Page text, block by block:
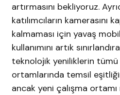
artırmasını bekliyoruz.
katılımcıların kamerasını
kalmaması için yavaş
kullanımını artık
teknolojik yeniliklerin tümü
ortamlarında temsil
ancak yeni çalışma ortamı